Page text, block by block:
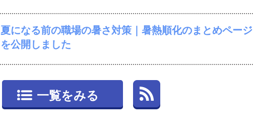
夏になる前の職場の暑さ対策｜暑熱順化のまとめページ
を公開しました
一覧をみる